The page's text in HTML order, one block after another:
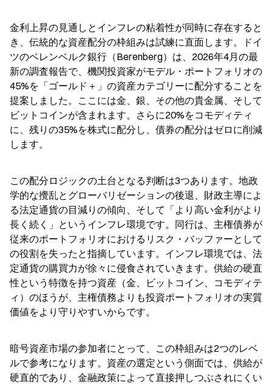
金利上昇の見通しとインフレの粘着性が同時に存在すると
き、伝統的な資産配分の枠組みは試練に直面します。ドイ
ツのベレンベルク銀行（Berenberg）は、2026年4月の最
新の調査報告で、機関投資家がモデル・ポートフォリオの
45%を「ゴールド＋」の資産カテゴリーに配分することを
提案しました。ここには金、銀、その他の貴金属、そして
ビットコインが含まれます。さらに20%をコモディティ
に、残りの35%を株式に配分し、債券の配分はゼロに削減
します。
この配分ロジックの土台となる判断は3つあります。地政
学的な攪乱とグローバリゼーションの後退、財政主導によ
る法定通貨の目減りの傾向、そして「より高い金利がより
長く続く」というインフレ環境です。同行は、主権債券が
従来のポートフォリオにおけるリスク・バッファーとして
の役割を失ったと指摘しています。インフレ環境では、法
定通貨の購買力が徐々に侵食されていきます。供給の硬直
性という特徴を持つ資産（金、ビットコイン、コモディテ
ィ）のほうが、主権債務よりも投資ポートフォリオの実質
価値をより守りやすいからです。
暗号資産市場の参加者にとって、この枠組みは2つのレベ
ルで参考になります。資産の選定という側面では、供給が
硬直的であり、金融政策によって直接押しつぶされにくい